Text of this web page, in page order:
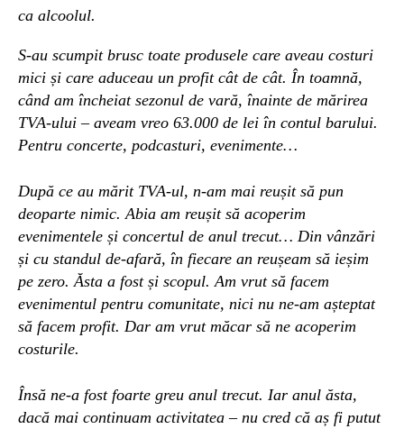
ca alcoolul.
S-au scumpit brusc toate produsele care aveau costuri
mici și care aduceau un profit cât de cât. În toamnă,
când am încheiat sezonul de vară, înainte de mărirea
TVA-ului – aveam vreo 63.000 de lei în contul barului.
Pentru concerte, podcasturi, evenimente…
După ce au mărit TVA-ul, n-am mai reușit să pun
deoparte nimic. Abia am reușit să acoperim
evenimentele și concertul de anul trecut… Din vânzări
și cu standul de-afară, în fiecare an reușeam să ieșim
pe zero. Ăsta a fost și scopul. Am vrut să facem
evenimentul pentru comunitate, nici nu ne-am așteptat
să facem profit. Dar am vrut măcar să ne acoperim
costurile.
Însă ne-a fost foarte greu anul trecut. Iar anul ăsta,
dacă mai continuam activitatea – nu cred că aș fi putut